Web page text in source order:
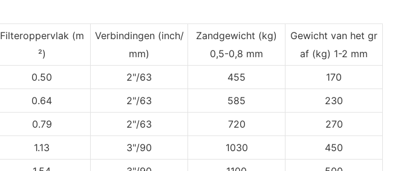
Filteroppervlak (m
²)
Verbindingen (inch/
mm)
Zandgewicht (kg)
0,5-0,8 mm
Gewicht van het gr
af (kg) 1-2 mm
0.50 2"/63 455
170
0.64 2"/63 585
230
0.79 2"/63 720
270
1.13 3"/90 1030
450